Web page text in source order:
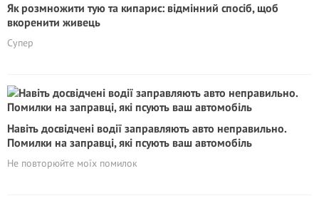
Як розмножити тую та кипарис: відмінний спосіб, щоб
вкоренити живець
Супер
Навіть досвідчені водії заправляють авто неправильно.
Помилки на заправці, які псують ваш автомобіль
Не повторюйте моїх помилок